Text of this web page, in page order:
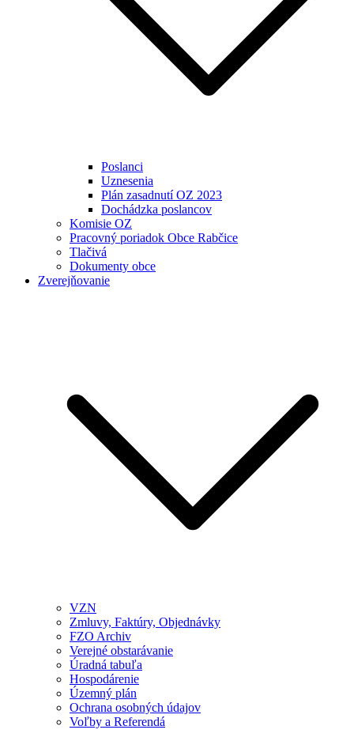
Poslanci
Uznesenia
Plán zasadnutí OZ 2023
Dochádzka poslancov
Komisie OZ
Pracovný poriadok Obce Rabčice
Tlačivá
Dokumenty obce
Zverejňovanie
VZN
Zmluvy, Faktúry, Objednávky
FZO Archiv
Verejné obstarávanie
Úradná tabuľa
Hospodárenie
Územný plán
Ochrana osobných údajov
Voľby a Referendá